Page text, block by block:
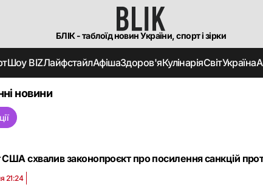
БЛІК - таблоїд новин України, спорт і зірки
Шоу BIZЛайфстайлАфішаЗдоров'яКулінаріяСвітУкраїна
новини
схвалив законопроєкт про посилення санкцій
21:24